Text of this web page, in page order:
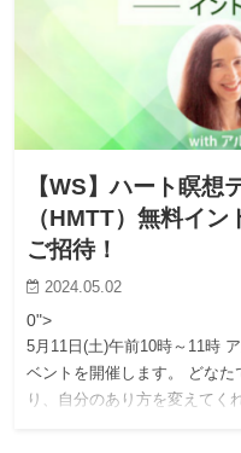
【WS】ハート瞑想
（HMTT）無料イ
ご招待！
2024.05.02
0">
5月11日(土)午前10時～11時
ベントを開催します。 どな
り、自分のあり方を変えてく